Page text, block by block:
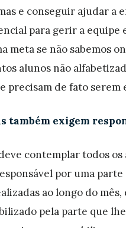
e conseguir ajudar a
para gerir a
meta se não sabemos
alunos não
precisam de fato serem
também exigem
contemplar todos
por uma
ao longo do
pela parte que